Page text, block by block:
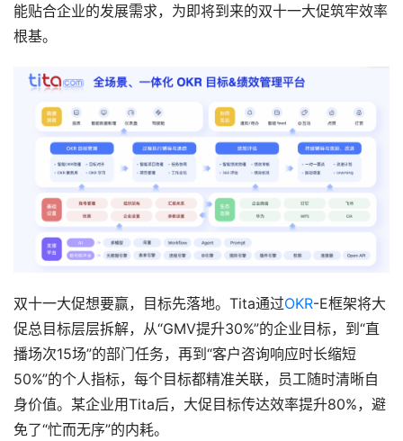
能贴合企业的发展需求，为即将到来的双十一大促筑牢效率
根基。
双十一大促想要赢，目标先落地。Tita通过OKR-E框架将大
促总目标层层拆解，从“GMV提升30%”的企业目标，到“直
播场次15场”的部门任务，再到“客户咨询响应时长缩短
50%”的个人指标，每个目标都精准关联，员工随时清晰自
身价值。某企业用Tita后，大促目标传达效率提升80%，避
免了“忙而无序”的内耗。